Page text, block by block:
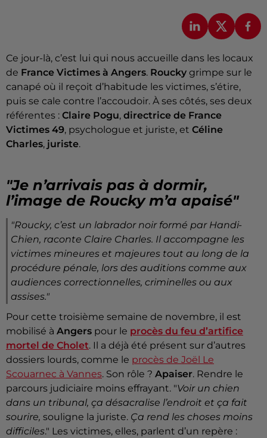
Ce jour-là, c’est lui qui nous accueille dans les locaux
de France Victimes à Angers. Roucky grimpe sur le
canapé où il reçoit d’habitude les victimes, s’étire,
puis se cale contre l’accoudoir. À ses côtés, ses deux
référentes : Claire Pogu, directrice de France
Victimes 49, psychologue et juriste, et Céline
Charles, juriste.
"Je n’arrivais pas à dormir,
l’image de Roucky m’a apaisé"
"Roucky, c’est un labrador noir formé par Handi-
Chien, raconte Claire Charles. Il accompagne les
victimes mineures et majeures tout au long de la
procédure pénale, lors des auditions comme aux
audiences correctionnelles, criminelles ou aux
assises."
Pour cette troisième semaine de novembre, il est
mobilisé à Angers pour le procès du feu d’artifice
mortel de Cholet. Il a déjà été présent sur d’autres
dossiers lourds, comme le procès de Joël Le
Scouarnec à Vannes. Son rôle ? Apaiser. Rendre le
parcours judiciaire moins effrayant. "Voir un chien
dans un tribunal, ça désacralise l’endroit et ça fait
sourire, souligne la juriste. Ça rend les choses moins
difficiles." Les victimes, elles, parlent d’un repère :